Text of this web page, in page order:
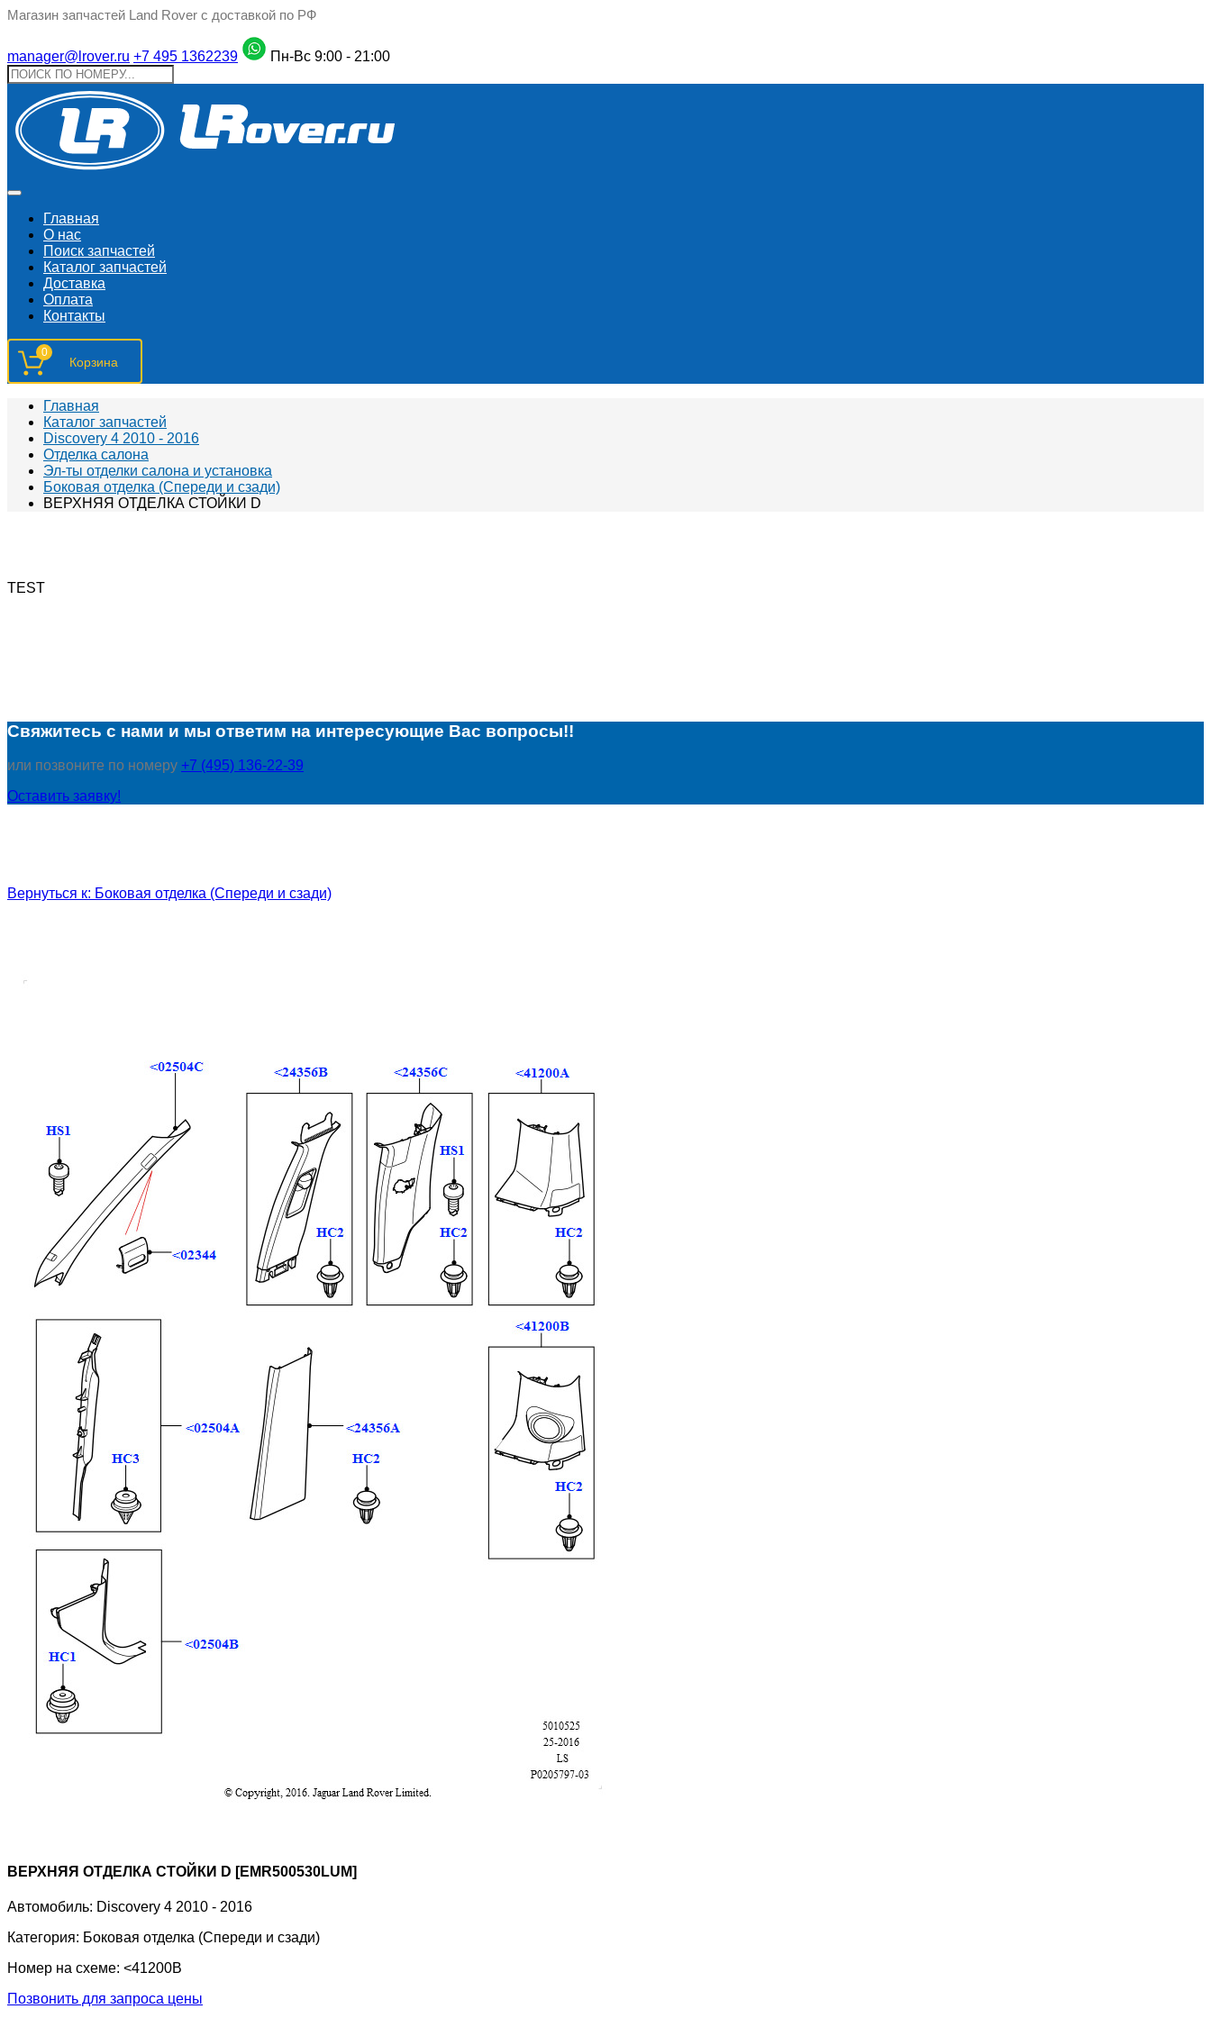
Магазин запчастей Land Rover с доставкой по РФ
manager@lrover.ru +7 495 1362239 Пн-Вс 9:00 - 21:00
Главная
О нас
Поиск запчастeй
Каталог запчастей
Доставка
Оплата
Контакты
0
Главная
Каталог запчастей
Discovery 4 2010 - 2016
Отделка салона
Эл-ты отделки салона и установка
Боковая отделка (Спереди и сзади)
ВЕРХНЯЯ ОТДЕЛКА СТОЙКИ D
TEST
Свяжитесь с нами и мы ответим на интересующие Вас вопросы!!
или позвоните по номеру +7 (495) 136-22-39
Оставить заявку!
Вернуться к: Боковая отделка (Спереди и сзади)
ВЕРХНЯЯ ОТДЕЛКА СТОЙКИ D [EMR500530LUM]
Автомобиль: Discovery 4 2010 - 2016
Категория: Боковая отделка (Спереди и сзади)
Номер на схеме: <41200B
Позвонить для запроса цены